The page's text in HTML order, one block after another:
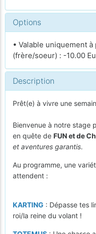
Options
• Valable uniquement
(frère/soeur) : -10.00
Description
Prêt(e) à vivre une
Bienvenue à notre stage
en quête de FUN et de
et aventures garantis.
Au programme, une
attendent :
KARTING : Dépasse tes
roi/la reine du volant !